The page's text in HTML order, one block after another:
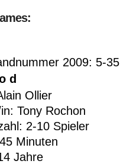
2009: 5-35
d
Ollier
Tony Rochon
2-10 Spieler
Minuten
Jahre